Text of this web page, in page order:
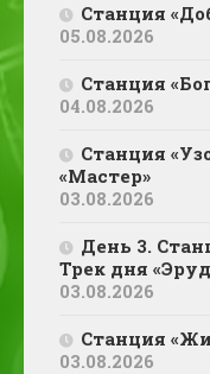
Станция
05.08.2026
Станция
04.08.2026
Станция
«Мастер»
03.08.2026
День 3.
Трек дня
03.08.2026
Станция
03.08.2026